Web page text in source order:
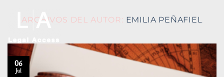
ARCHIVOS DEL AUTOR: EMILIA PEÑAFIEL
06
Jul